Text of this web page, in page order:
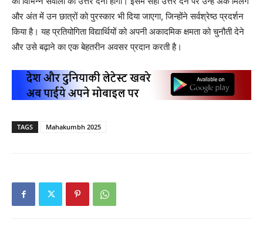
और अंत में उन छात्रों को पुरस्कार भी दिया जाएगा, जिन्होंने सर्वश्रेष्ठ प्रदर्शन
किया है। यह प्रतियोगिता विद्यार्थियों को अपनी अकादमिक क्षमता को चुनौती देने
और उसे बढ़ाने का एक बेहतरीन अवसर प्रदान करती है।
TAGS Mahakumbh 2025